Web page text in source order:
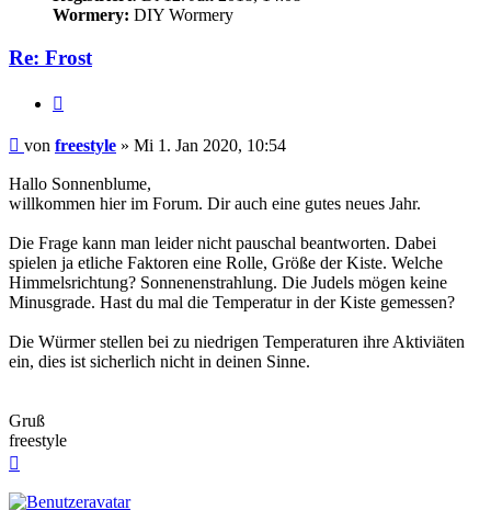
Wormery: DIY Wormery
Re: Frost
Beitrag
von freestyle » Mi 1. Jan 2020, 10:54
Hallo Sonnenblume,
willkommen hier im Forum. Dir auch eine gutes neues Jahr.
Die Frage kann man leider nicht pauschal beantworten. Dabei
spielen ja etliche Faktoren eine Rolle, Größe der Kiste. Welche
Himmelsrichtung? Sonnenenstrahlung. Die Judels mögen keine
Minusgrade. Hast du mal die Temperatur in der Kiste gemessen?
Die Würmer stellen bei zu niedrigen Temperaturen ihre Aktiviäten
ein, dies ist sicherlich nicht in deinen Sinne.
Gruß
freestyle